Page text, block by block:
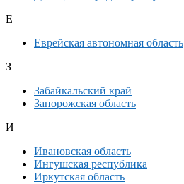
Е
Еврейская автономная область
З
Забайкальский край
Запорожская область
И
Ивановская область
Ингушская республика
Иркутская область